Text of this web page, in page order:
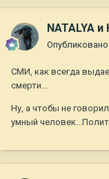
NATALYA и
Опубликовано
СМИ, как всегда
смерти...
Ну, а чтобы не
умный